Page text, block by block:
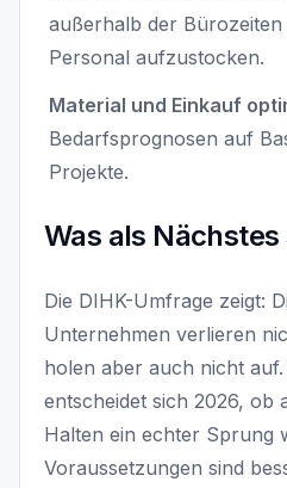
außerhalb der
Personal aufzustocken.
Material und Einkauf
Bedarfsprognosen auf
Projekte.
Was als
Die DIHK-Umfrage zeigt:
Unternehmen verlieren
holen aber auch nicht
entscheidet sich 2026, ob
Halten ein echter Sprung
Voraussetzungen sind